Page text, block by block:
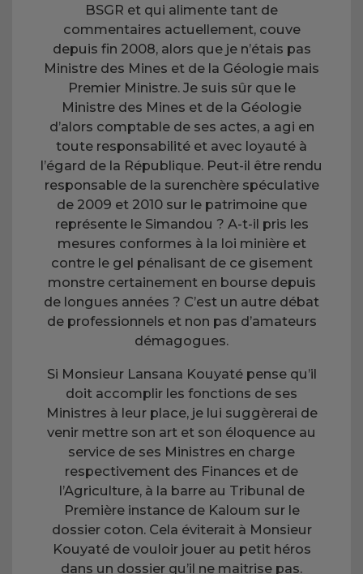
BSGR et qui alimente tant de
commentaires actuellement, couve
depuis fin 2008, alors que je n’étais pas
Ministre des Mines et de la Géologie mais
Premier Ministre. Je suis sûr que le
Ministre des Mines et de la Géologie
d’alors comptable de ses actes, a agi en
toute responsabilité et avec loyauté à
l’égard de la République. Peut-il être rendu
responsable de la surenchère spéculative
de 2009 et 2010 sur le patrimoine que
représente le Simandou ? A-t-il pris les
mesures conformes à la loi minière et
contre le gel pénalisant de ce gisement
monstre certainement en bourse depuis
de longues années ? C’est un autre débat
de professionnels et non pas d’amateurs
démagogues.
Si Monsieur Lansana Kouyaté pense qu’il
doit accomplir les fonctions de ses
Ministres à leur place, je lui suggèrerai de
venir mettre son art et son éloquence au
service de ses Ministres en charge
respectivement des Finances et de
l’Agriculture, à la barre au Tribunal de
Première instance de Kaloum sur le
dossier coton. Cela éviterait à Monsieur
Kouyaté de vouloir jouer au petit héros
dans un dossier qu’il ne maitrise pas.